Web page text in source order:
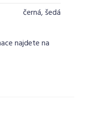
černá, šedá
najdete na